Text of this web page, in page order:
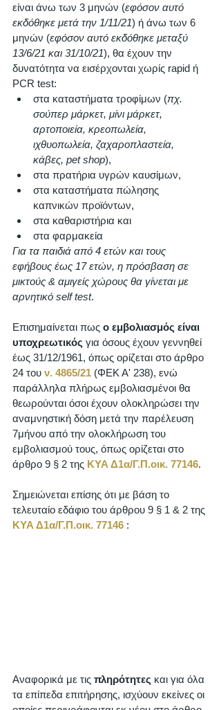
είναι άνω των 3 μηνών (εφόσον αυτό
εκδόθηκε μετά την 1/11/21) ή άνω των 6
μηνών (εφόσον αυτό εκδόθηκε μεταξύ
13/6/21 και 31/10/21), θα έχουν την
δυνατότητα να εισέρχονται χωρίς rapid ή
PCR test:
στα καταστήματα τροφίμων (πχ.
σούπερ μάρκετ, μίνι μάρκετ,
αρτοποιεία, κρεοπωλεία,
ιχθυοπωλεία, ζαχαροπλαστεία,
κάβες, pet shop),
στα πρατήρια υγρών καυσίμων,
στα καταστήματα πώλησης
καπνικών προϊόντων,
στα καθαριστήρια και
στα φαρμακεία
Για τα παιδιά από 4 ετών και τους
εφήβους έως 17 ετών, η πρόσβαση σε
μικτούς & αμιγείς χώρους θα γίνεται με
αρνητικό self test.
Επισημαίνεται πως ο εμβολιασμός είναι
υποχρεωτικός για όσους έχουν γεννηθεί
έως 31/12/1961, όπως ορίζεται στο άρθρο
24 του ν. 4865/21 (ΦΕΚ Α' 238), ενώ
παράλληλα πλήρως εμβολιασμένοι θα
θεωρούνται όσοι έχουν ολοκληρώσει την
αναμνηστική δόση μετά την παρέλευση
7μήνου από την ολοκλήρωση του
εμβολιασμού τους, όπως ορίζεται στο
άρθρο 9 § 2 της ΚΥΑ Δ1α/Γ.Π.οικ. 77146.
Σημειώνεται επίσης ότι με βάση το
τελευταίο εδάφιο του άρθρου 9 § 1 & 2 της
ΚΥΑ Δ1α/Γ.Π.οικ. 77146 :
Αναφορικά με τις πληρότητες και για όλα
τα επίπεδα επιτήρησης, ισχύουν εκείνες οι